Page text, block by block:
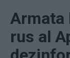
Armata
rus al